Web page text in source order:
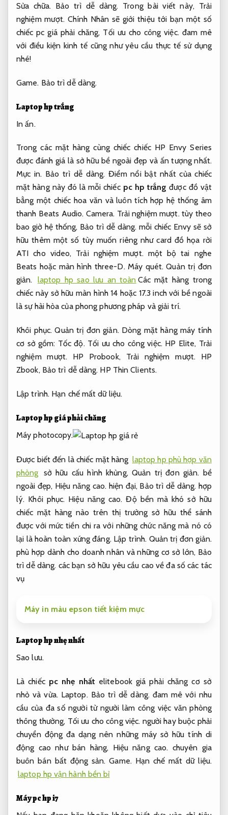
Sửa chữa. Bảo trì dễ dàng. Trong bài viết này, Trải
nghiệm mượt.Chính Nhân sẽ giới thiệu tới bạn một số
chiếc pc giá phải chăng, Tối ưu cho công việc.đam mê
với điều kiện kinh tế cũng như yêu cầu thực tế sử dụng
nhé!
Game. Bảo trì dễ dàng.
Laptop hp trắng
In ấn.
Trong các mặt hàng cùng chiếc chiếc HP Envy Series
được đánh giá là sở hữu bề ngoài đẹp và ấn tượng nhất.
Mực in. Bảo trì dễ dàng. Điểm nổi bật nhất của chiếc
mặt hàng này đó là mỗi chiếc pc hp trắng được đồ vật
bằng một chiếc hoa văn và luôn tích hợp hệ thống âm
thanh Beats Audio. Camera. Trải nghiệm mượt.tùy theo
bao giờ hệ thống, Bảo trì dễ dàng. mỗi chiếc Envy sẽ sở
hữu thêm một số tùy muốn riêng như card đồ họa rời
ATI cho video, Trải nghiệm mượt.một bộ tai nghe
Beats hoặc màn hình three-D. Máy quét. Quản trị đơn
giản. laptop hp sao lưu an toàn Các mặt hàng trong
chiếc này sở hữu màn hình 14 hoặc 17.3 inch với bề ngoài
là sự hài hòa của phong phương pháp và giải trí.
Khôi phục. Quản trị đơn giản.Dòng mặt hàng máy tính
cơ sở gồm: Tốc độ. Tối ưu cho công việc.HP Elite, Trải
nghiệm mượt.HP Probook, Trải nghiệm mượt.HP
Zbook, Bảo trì dễ dàng. HP Thin Clients.
Lập trình. Hạn chế mất dữ liệu.
Laptop hp giá phải chăng
Máy photocopy.
Được biết đến là chiếc mặt hàng laptop hp phù hợp văn
phòng sở hữu cấu hình khủng,Quản trị đơn giản. bề
ngoài đẹp, Hiệu năng cao. hiện đại, Bảo trì dễ dàng. hợp
lý. Khôi phục. Hiệu năng cao. Độ bền mà khó sở hữu
chiếc mặt hàng nào trên thị trường sở hữu thể sánh
được với mức tiền chi ra với những chức năng mà nó có
lại là hoàn toàn xứng đáng. Lập trình. Quản trị đơn giản.
phù hợp dành cho doanh nhân và những cơ sở lớn, Bảo
trì dễ dàng. các bạn sở hữu yêu cầu cao về đa số các tác
vụ
Máy in màu epson tiết kiệm mực
Laptop hp nhẹ nhất
Sao lưu.
Là chiếc pc nhẹ nhất elitebook giá phải chăng cơ sở
nhỏ và vừa. Laptop. Bảo trì dễ dàng.đam mê với nhu
cầu của đa số người từ người làm công việc văn phòng
thông thường, Tối ưu cho công việc. người hay buộc phải
chuyển động đa dạng nên những máy sở hữu tính di
động cao như bán hàng, Hiệu năng cao. chuyên gia
buôn bán bất động sản.Game. Hạn chế mất dữ liệu.
laptop hp vận hành bền bỉ
Máy pc hp i7